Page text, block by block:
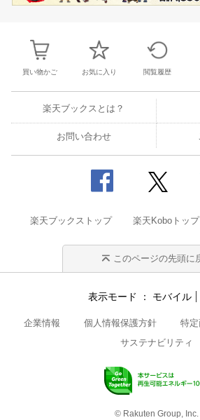
買い物かご お気に入り 閲覧履歴
楽天ブックスとは？
お問い合わせ
楽天ブックストップ 楽天Koboトップ
このページの先頭に
表示モード モバイル
企業情報 個人情報保護方針
特
サステナビリティ
© Rakuten Group, Inc.